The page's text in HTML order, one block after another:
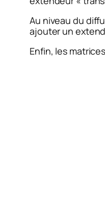
Au niveau du
ajouter un
Enfin, les